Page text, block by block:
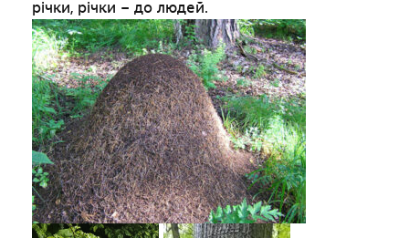
річки, річки – до людей.